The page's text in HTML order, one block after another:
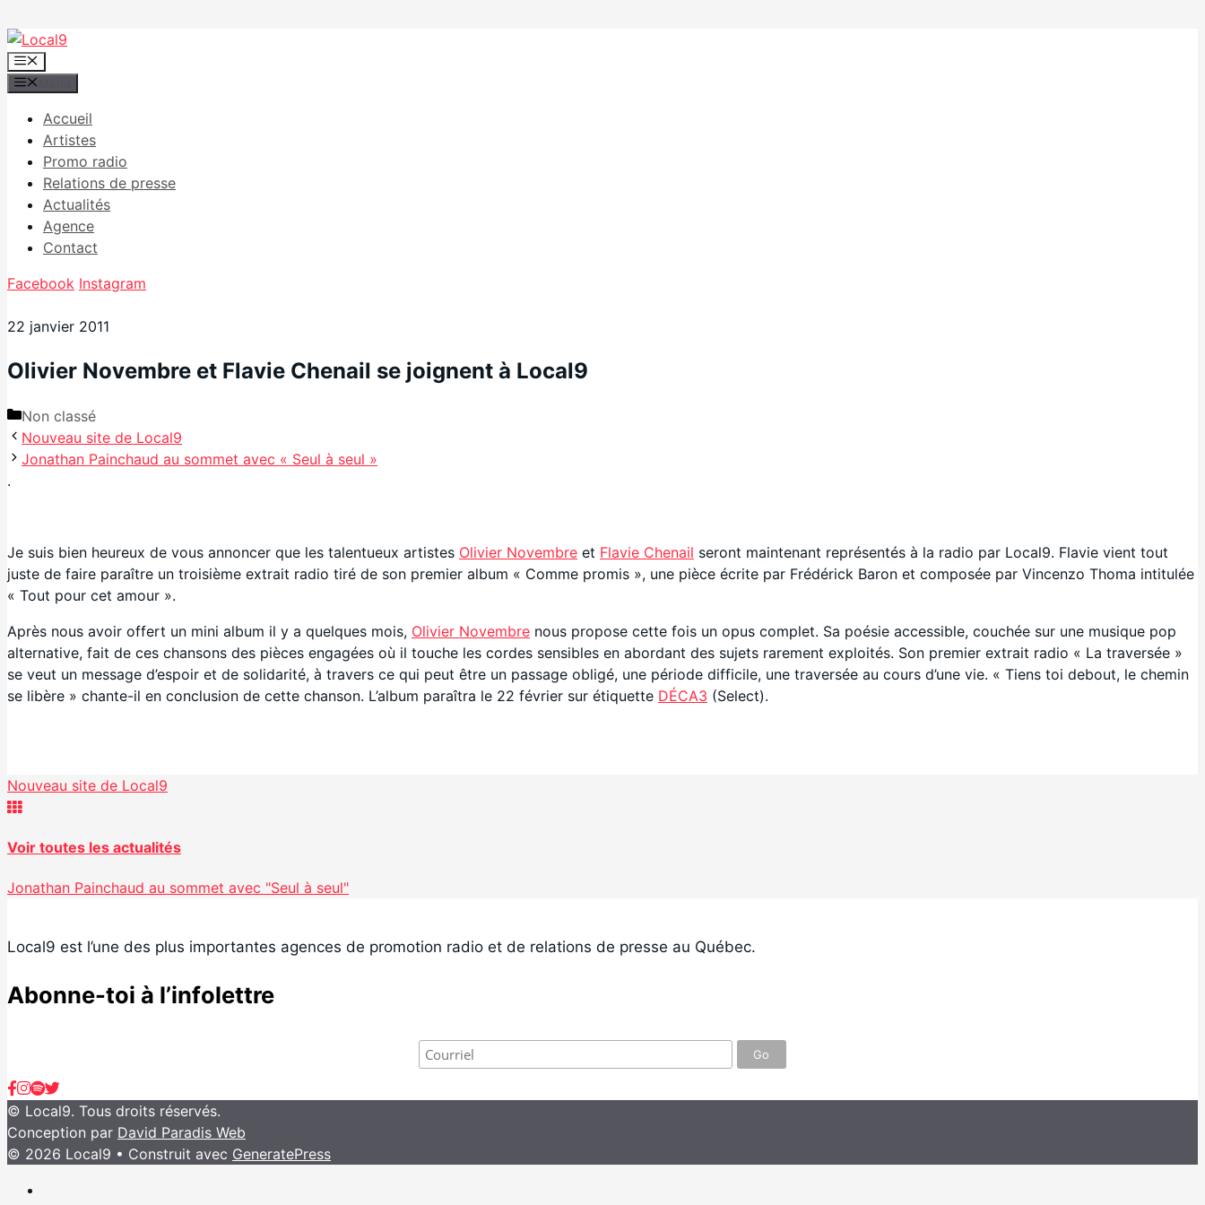
Aller
au
contenu
Menu
Accueil
Artistes
Promo radio
Relations de presse
Actualités
Agence
Contact
Facebook Instagram
22 janvier 2011
Olivier Novembre et Flavie Chenail se joignent à Local9
Catégories
Non classé
Nouveau site de Local9
Jonathan Painchaud au sommet avec « Seul à seul »
.
Je suis bien heureux de vous annoncer que les talentueux artistes Olivier Novembre et Flavie Chenail seront maintenant représentés à la radio par Local9. Flavie vient tout
juste de faire paraître un troisième extrait radio tiré de son premier album « Comme promis », une pièce écrite par Frédérick Baron et composée par Vincenzo Thoma intitulée
« Tout pour cet amour ».
Après nous avoir offert un mini album il y a quelques mois, Olivier Novembre nous propose cette fois un opus complet. Sa poésie accessible, couchée sur une musique pop
alternative, fait de ces chansons des pièces engagées où il touche les cordes sensibles en abordant des sujets rarement exploités. Son premier extrait radio « La traversée »
se veut un message d’espoir et de solidarité, à travers ce qui peut être un passage obligé, une période difficile, une traversée au cours d’une vie. « Tiens toi debout, le chemin
se libère » chante-il en conclusion de cette chanson. L’album paraîtra le 22 février sur étiquette DÉCA3 (Select).
Partager
Nouveau site de Local9
Voir toutes les actualités
Jonathan Painchaud au sommet avec "Seul à seul"
Local9 est l’une des plus importantes agences de promotion radio et de relations de presse au Québec.
Abonne-toi à l’infolettre
© Local9. Tous droits réservés.
Conception par David Paradis Web
© 2026 Local9 • Construit avec GeneratePress